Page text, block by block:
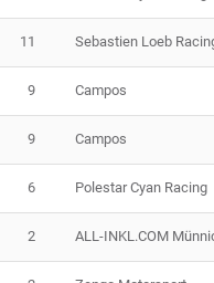
11 Sebastien Loeb
9 Campos
9 Campos
6 Polestar Cyan Racing
2 ALL-INKL.COM